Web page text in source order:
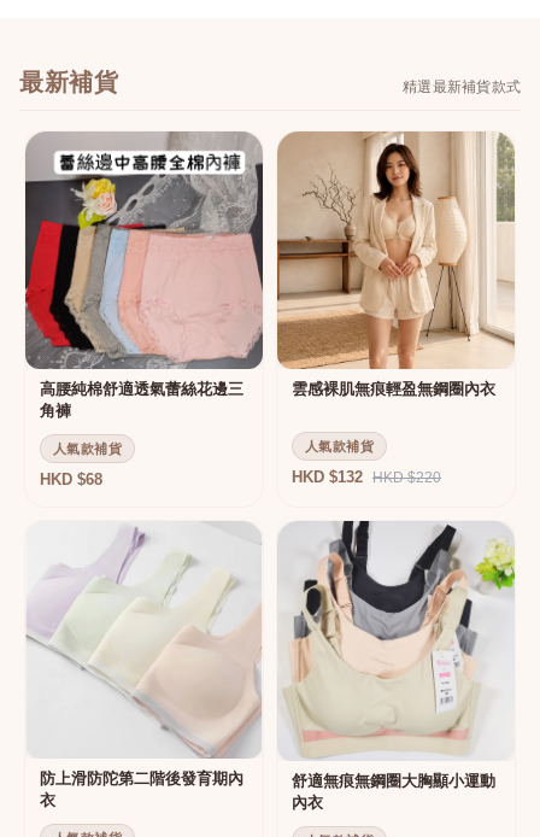
最新補貨 精選最新補貨款式
高腰純棉舒適透氣蕾絲花邊三
角褲
人氣款補貨
HKD $68
雲感裸肌無痕輕盈無鋼圈內衣
人氣款補貨
HKD $132 HKD $220
防上滑防陀第二階後發育期內
衣
舒適無痕無鋼圈大胸顯小運動
內衣